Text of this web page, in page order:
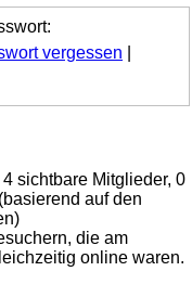
vergessen
sichtbare Mitglieder, 0
auf den
die am
online waren.